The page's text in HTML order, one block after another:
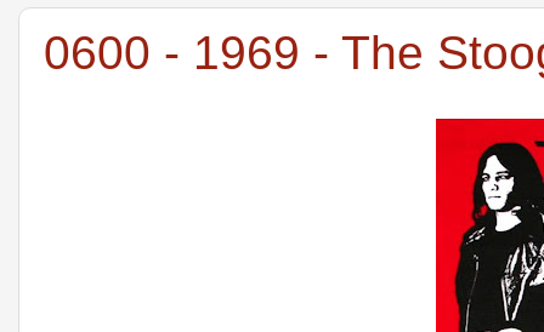
0600 - 1969 - The